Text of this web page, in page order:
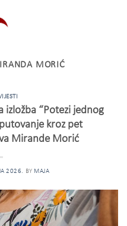
MORIĆ
izložba “Potezi jednog
kroz pet
Mirande Morić
2026. BY MAJA